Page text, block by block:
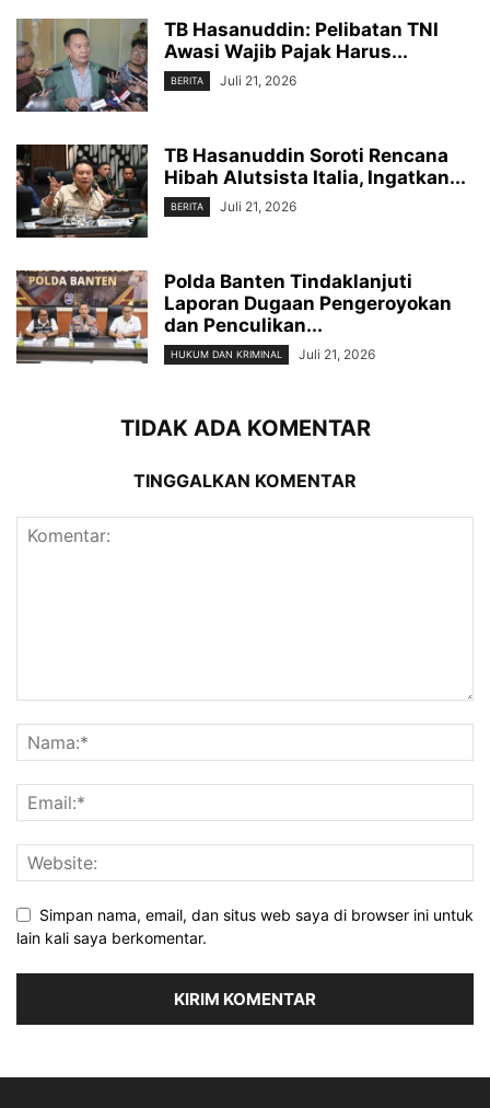
TB Hasanuddin: Pelibatan TNI
Awasi Wajib Pajak Harus...
BERITA Juli 21, 2026
TB Hasanuddin Soroti Rencana
Hibah Alutsista Italia, Ingatkan...
BERITA Juli 21, 2026
Polda Banten Tindaklanjuti
Laporan Dugaan Pengeroyokan
dan Penculikan...
HUKUM DAN KRIMINAL Juli 21, 2026
TIDAK ADA KOMENTAR
TINGGALKAN KOMENTAR
Simpan nama, email, dan situs web saya di browser ini untuk
lain kali saya berkomentar.